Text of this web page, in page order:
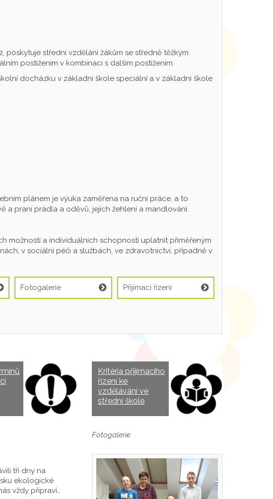
poskytuje střední vzdělání žákům se středně těžkým
postižením v kombinaci s dalším postižením.
docházku v základní škole speciální a v základní škole
plánem je výuka zaměřena na ruční práce, a to
a praní prádla a oděvů, jejich žehlení a mandlování.
možností a individuálních schopností uplatnit přiměřeným
v sociální péči a službách, ve zdravotnictví, případně v
Fotogalerie Přijímací řízení
Kritéria přijímacího
řízení ke
vzdělávání ve
střední škole
tři dny na
ekologické
vždy připraví…
Fotogalerie